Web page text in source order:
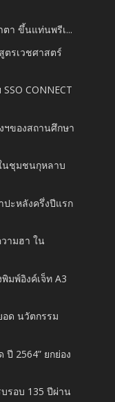
า ขึ้นแท่นพรีเ...
ตรเวชศาสตร์
CONNECT
ฯของสถานศึกษา
นชุมชนกุหลาบ
ปะหลังครึ่งปีแรก
ามฮา ใน
มพ์อิงค์เจ็ท A3
อด นวัตกรรม
2564” ยกย่อง
รอบ 135 ปีผ่าน